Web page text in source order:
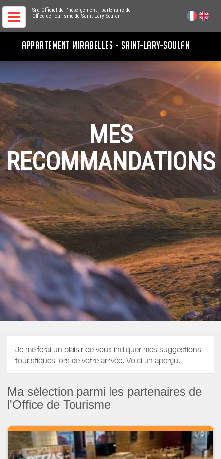
Site Officiel de l'hébergement , partenaire de
Office de Tourisme de Saint-Lary Soulan
APPARTEMENT MIRABELLES - SAINT-LARY-SOULAN
MES
RECOMMANDATIONS
Je me ferai un plaisir de vous indiquer mes suggestions
touristiques lors de votre arrivée. Voici un aperçu.
Ma sélection parmi les partenaires de
l'Office de Tourisme